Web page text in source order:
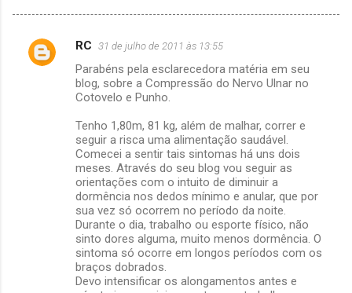
C
RC 31 de julho de 2011 às 13:55
Parabéns pela esclarecedora matéria em seu
blog, sobre a Compressão do Nervo Ulnar no
Cotovelo e Punho.
Tenho 1,80m, 81 kg, além de malhar, correr e
seguir a risca uma alimentação saudável.
Comecei a sentir tais sintomas há uns dois
meses. Através do seu blog vou seguir as
orientações com o intuito de diminuir a
dormência nos dedos mínimo e anular, que por
sua vez só ocorrem no período da noite.
Durante o dia, trabalho ou esporte físico, não
sinto dores alguma, muito menos dormência. O
sintoma só ocorre em longos períodos com os
braços dobrados.
Devo intensificar os alongamentos antes e